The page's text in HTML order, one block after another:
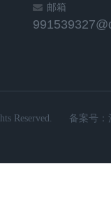
邮箱
Reserved. 备案号：